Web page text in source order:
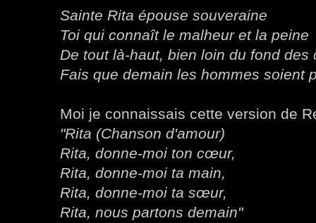
Sainte Rita épouse souveraine
Toi qui connaît le malheur et la peine
De tout là-haut, bien loin du fond des
Fais que demain les hommes soient
Moi je connaissais cette version de
"Rita (Chanson d'amour)
Rita, donne-moi ton cœur,
Rita, donne-moi ta main,
Rita, donne-moi ta sœur,
Rita, nous partons demain"